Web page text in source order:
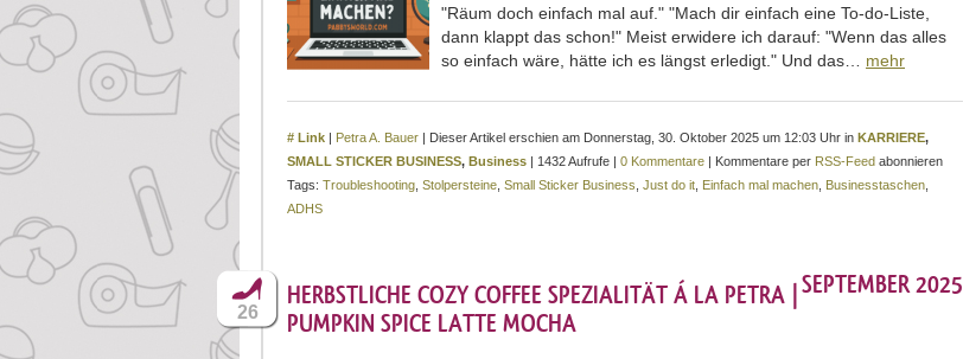
"Räum doch einfach mal auf." "Mach dir einfach eine To-do-Liste,
dann klappt das schon!" Meist erwidere ich darauf: "Wenn das alles
so einfach wäre, hätte ich es längst erledigt." Und das… mehr
# Link | Petra A. Bauer | Dieser Artikel erschien am Donnerstag, 30. Oktober 2025 um 12:03 Uhr in KARRIERE,
SMALL STICKER BUSINESS, Business | 1432 Aufrufe | 0 Kommentare | Kommentare per RSS-Feed abonnieren
Tags: Troubleshooting Stolpersteine Small Sticker Business Just do it Einfach mal machen Businesstaschen
ADHS
SEPTEMBER 2025
26
HERBSTLICHE COZY COFFEE SPEZIALITÄT Á LA PETRA |
PUMPKIN SPICE LATTE MOCHA